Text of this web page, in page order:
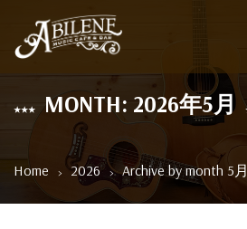
MONTH: 2026年5月
Home 2026 Archive by month 5月